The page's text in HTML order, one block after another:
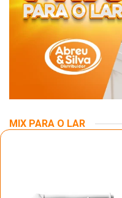
MIX PARA O LAR